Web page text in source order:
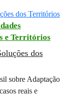
e Territórios
dos
sobre Adaptação
reais e